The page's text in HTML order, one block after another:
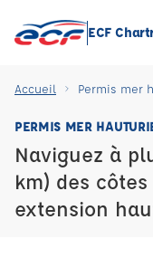
ECF
Accueil Permis mer
PERMIS MER
Naviguez à
km) des
extension